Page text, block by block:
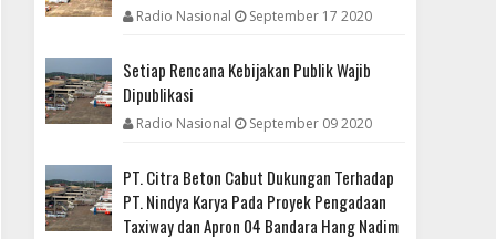
Radio Nasional September 17 2020
Setiap Rencana Kebijakan Publik Wajib
Dipublikasi
Radio Nasional September 09 2020
PT. Citra Beton Cabut Dukungan Terhadap
PT. Nindya Karya Pada Proyek Pengadaan
Taxiway dan Apron 04 Bandara Hang Nadim
DAERAH
Nindya Karya Menangkan Lelang Proyek Apron 04
Tanpa Dokumen K3